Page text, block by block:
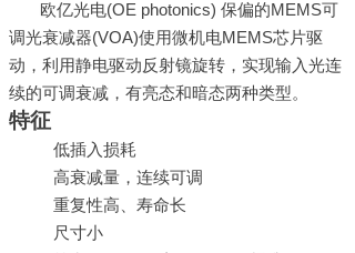
欧亿光电(OE photonics) 保偏的MEMS可
调光衰减器(VOA)使用微机电MEMS芯片驱
动，利用静电驱动反射镜旋转 ， 实现输入光连
续的可调衰减 ，有亮态和暗态两种类型。
特征
低插入损耗
高衰减量，连续可调
重复性高、寿命长
尺寸小